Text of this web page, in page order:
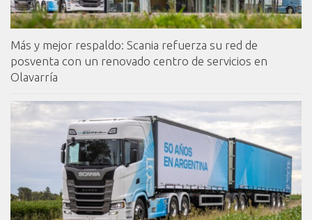
Más y mejor respaldo: Scania refuerza su red de
posventa con un renovado centro de servicios en
Olavarría